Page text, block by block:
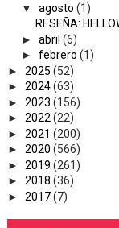
▼
agosto (1)
RESEÑA:
► abril (6)
► febrero (1)
► 2025 (52)
► 2024(63)
► 2023 (156)
► 2022(22)
► 2021 (200)
► 2020 (566)
► 2019 (261)
► 2018 (36)
► 2017(7)